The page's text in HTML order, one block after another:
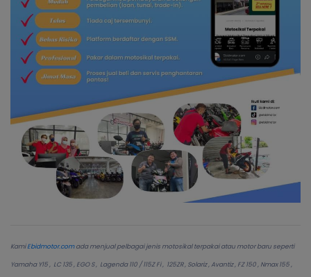
KamiEbidmotor.comada menjual pelbagai jenis motosikal terpakai atau motor baru seperti
Yamaha Y15 , LC 135 , EGO S , Lagenda 110 / 115Z Fi , 125ZR , Solariz , Avantiz , FZ 150 , Nmax 155 ,